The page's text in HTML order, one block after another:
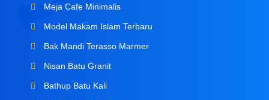
Meja Cafe Minimalis
Model Makam Islam Terbaru
Bak Mandi Terasso Marmer
Nisan Batu Granit
Bathup Batu Kali